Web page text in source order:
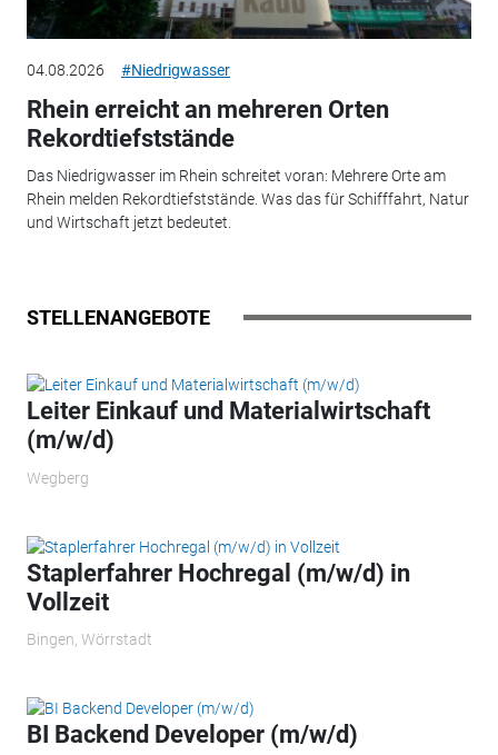
04.08.2026 #Niedrigwasser
Rhein erreicht an mehreren Orten
Rekordtiefststände
Das Niedrigwasser im Rhein schreitet voran: Mehrere Orte am
Rhein melden Rekordtiefststände. Was das für Schifffahrt, Natur
und Wirtschaft jetzt bedeutet.
STELLENANGEBOTE
Leiter Einkauf und Materialwirtschaft
(m/w/d)
Wegberg
Staplerfahrer Hochregal (m/w/d) in
Vollzeit
Bingen, Wörrstadt
BI Backend Developer (m/w/d)